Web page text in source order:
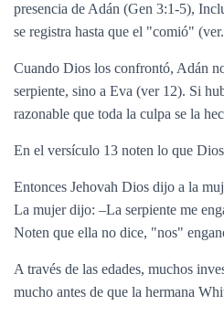
presencia de Adán (Gen 3:1-5),
se registra hasta que el "comió"
Cuando Dios los confrontó, Adán
serpiente, sino a Eva (ver 12). Si
razonable que toda la culpa se la
En el versículo 13 noten lo que
Entonces Jehovah Dios dijo a la
La mujer dijo: –La serpiente me
Noten que ella no dice, "nos"
A través de las edades, muchos
mucho antes de que la hermana